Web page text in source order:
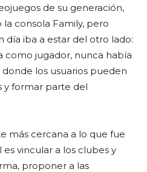
de su generación,
la consola Family, pero
día iba a estar del otro lado:
como jugador, nunca había
los usuarios pueden
y formar parte del
más cercana a lo que fue
es vincular a los clubes y
proponer a las